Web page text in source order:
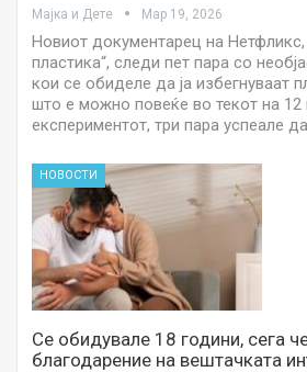
Мајка и Дете Мар 19, 2026
Новиот документарец на
пластика“, следи пет пара со
кои се обиделе да ја избегнуваат
што е можно повеќе во текот на
експериментот, три пара успеале
НОВОСТИ
Се обидувале 18 години, сега
благодарение на вештачката